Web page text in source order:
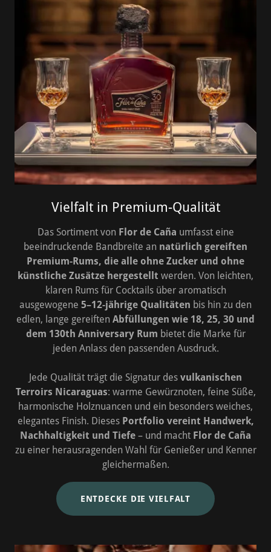
Vielfalt in Premium-Qualität
Das Sortiment von Flor de Caña umfasst eine
beeindruckende Bandbreite an natürlich gereiften
Premium-Rums, die alle ohne Zucker und ohne
künstliche Zusätze hergestellt werden. Von leichten,
klaren Rums für Cocktails über aromatisch
ausgewogene 5–12-jährige Qualitäten bis hin zu den
edlen, lange gereiften Abfüllungen wie 18, 25, 30 und
dem 130th Anniversary Rum bietet die Marke für
jeden Anlass den passenden Ausdruck.
Jede Qualität trägt die Signatur des vulkanischen
Terroirs Nicaraguas: warme Gewürznoten, feine Süße,
harmonische Holznuancen und ein besonders weiches,
elegantes Finish. Dieses Portfolio vereint Handwerk,
Nachhaltigkeit und Tiefe – und macht Flor de Caña
zu einer herausragenden Wahl für Genießer und Kenner
gleichermaßen.
ENTDECKE DIE VIELFALT